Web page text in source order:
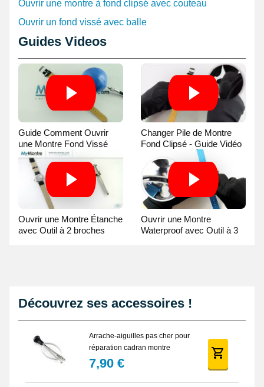
d'une production de haute qualité Suisse.
Ouvrir une montre à fond clipsé avec couteau
Ouvrir un fond vissé avec balle
Guides Videos
Guide Comment Ouvrir
une Montre Fond Vissé
avec une Balle
Changer Pile de Montre
Fond Clipsé - Guide Vidéo
Ouvrir une Montre Étanche
avec Outil à 2 broches
Ouvrir une Montre
Waterproof avec Outil à 3
Découvrez ses accessoires !
Arrache-aiguilles pas cher pour
réparation cadran montre
7,90 €